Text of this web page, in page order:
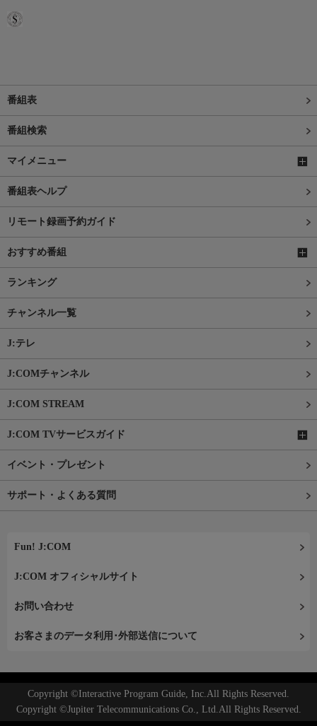
番組表
番組検索
マイメニュー
番組表ヘルプ
リモート録画予約ガイド
おすすめ番組
ランキング
チャンネル一覧
J:テレ
J:COMチャンネル
J:COM STREAM
J:COM TVサービスガイド
イベント・プレゼント
サポート・よくある質問
Fun! J:COM
J:COM オフィシャルサイト
お問い合わせ
お客さまのデータ利用･外部送信について
Copyright ©Interactive Program Guide, Inc.All Rights Reserved.
Copyright ©Jupiter Telecommunications Co., Ltd.All Rights Reserved.